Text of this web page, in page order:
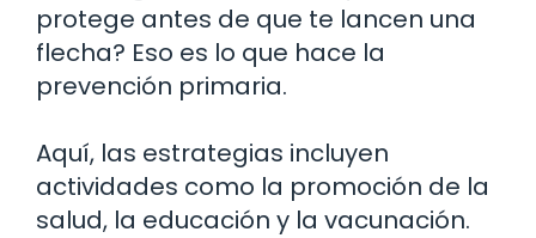
protege antes de que te lancen una
flecha? Eso es lo que hace la
prevención primaria.
Aquí, las estrategias incluyen
actividades como la promoción de la
salud, la educación y la vacunación.